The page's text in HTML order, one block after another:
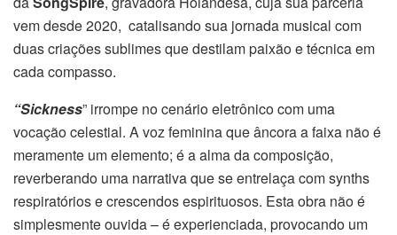
vem desde 2020, catalisando sua jornada musical com
duas criações sublimes que destilam paixão e técnica em
cada compasso.
“Sickness” irrompe no cenário eletrônico com uma
vocação celestial. A voz feminina que âncora a faixa não é
meramente um elemento; é a alma da composição,
reverberando uma narrativa que se entrelaça com synths
respiratórios e crescendos espirituosos. Esta obra não é
simplesmente ouvida – é experienciada, provocando um